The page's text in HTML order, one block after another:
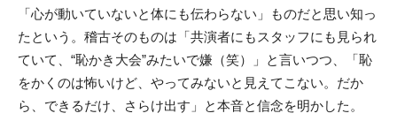
「心が動いていないと体にも伝わらない」
ものだと思い知っ
たという。稽古そのものは「共演者にもスタッフにも見られ
ていて、“恥かき大会”みたいで嫌（笑）」と言いつつ、「恥
をかくのは怖いけど、やってみないと見えてこない。だか
ら、できるだけ、さらけ出す」と本音と信念を明かした。